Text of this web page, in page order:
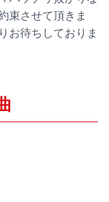
束させて頂きま
お待ちしておりま